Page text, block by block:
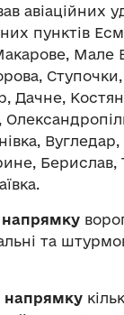
авіаційних
пунктів
Мале
Ступочки,
Дачне,
Берислав,
напрямку
та
напрямку